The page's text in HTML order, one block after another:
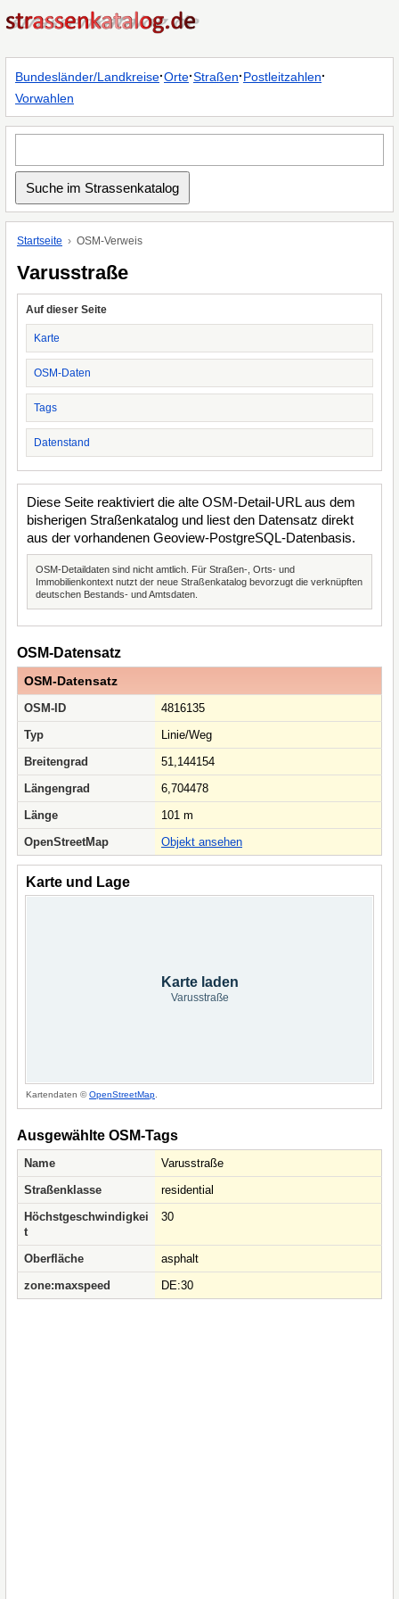
Bundesländer/Landkreise·Orte·Straßen·Postleitzahlen·
Vorwahlen
Startseite OSM-Verweis
Varusstraße
Auf dieser Seite
Karte
OSM-Daten
Tags
Datenstand
Diese Seite reaktiviert die alte OSM-Detail-URL aus dem
bisherigen Straßenkatalog und liest den Datensatz direkt
aus der vorhandenen Geoview-PostgreSQL-Datenbasis.
OSM-Detaildaten sind nicht amtlich. Für Straßen-, Orts- und
Immobilienkontext nutzt der neue Straßenkatalog bevorzugt die verknüpften
deutschen Bestands- und Amtsdaten.
OSM-Datensatz
OSM-Datensatz
OSM-ID
4816135
Typ
Linie/Weg
Breitengrad
51,144154
Längengrad
6,704478
Länge
101 m
OpenStreetMap
Objekt ansehen
Karte und Lage
Karte laden
Varusstraße
Kartendaten ©OpenStreetMap
Ausgewählte OSM-Tags
Name
Varusstraße
Straßenklasse
residential
Höchstgeschwindigkei
t
30
Oberfläche
asphalt
zone:maxspeed
DE:30